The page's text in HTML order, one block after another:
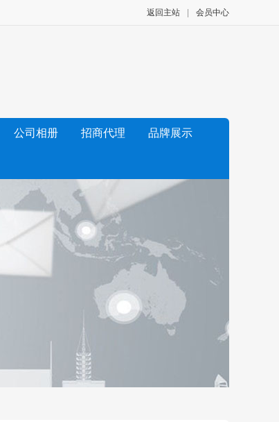
返回主站 会员中心
公司相册 招商代理 品牌展示